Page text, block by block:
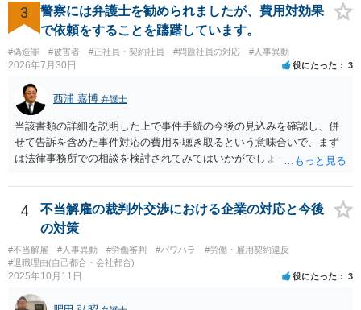
針も変わります。 内容が踏み込んだものとなり、関係者も閲覧する可
能性がありますので、詳しくは、直接お近くの弁護士にご相談される
ことをお勧めいたします。
3
警察には弁護士を勧められましたが、費用対効果
で依頼をすることを躊躇しています。
#偽造罪 #被害者 #正社員・契約社員 #問題社員の対応 #人事異動
2026年7月30日 役にたった 3
西浦 嘉博 弁護士
当該書類の詳細を説明した上で事件手続の今後の見込みを確認し、併
せて告訴を含めた事件対応の費用を聴き取るという意味合いで、まず
は法律事務所での相談を検討されてみてはいかがでしょうか。 上記、
4
不当解雇の裁判外交渉における企業の対応と今後
の対策
#不当解雇 #人事異動 #労働審判 #パワハラ
#労働・雇用契約違反
#退職理由(自己都合・会社都合)
2025年10月11日 役にたった 3